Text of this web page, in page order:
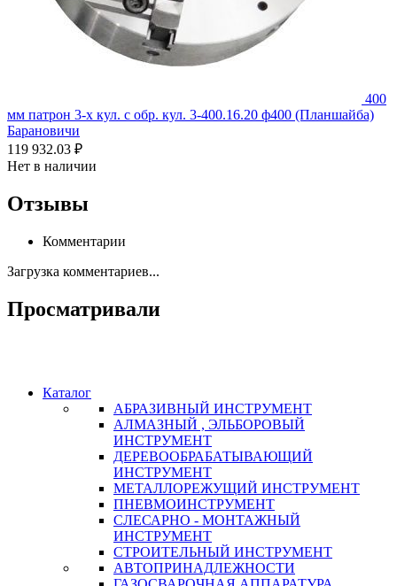
400
мм патрон 3-х кул. с обр. кул. 3-400.16.20 ф400 (Планшайба)
Барановичи
119 932.03 ₽
Нет в наличии
Отзывы
Комментарии
Загрузка комментариев...
Просматривали
Каталог
АБРАЗИВНЫЙ ИНСТРУМЕНТ
АЛМАЗНЫЙ , ЭЛЬБОРОВЫЙ
ИНСТРУМЕНТ
ДЕРЕВООБРАБАТЫВАЮЩИЙ
ИНСТРУМЕНТ
МЕТАЛЛОРЕЖУЩИЙ ИНСТРУМЕНТ
ПНЕВМОИНСТРУМЕНТ
СЛЕСАРНО - МОНТАЖНЫЙ
ИНСТРУМЕНТ
СТРОИТЕЛЬНЫЙ ИНСТРУМЕНТ
АВТОПРИНАДЛЕЖНОСТИ